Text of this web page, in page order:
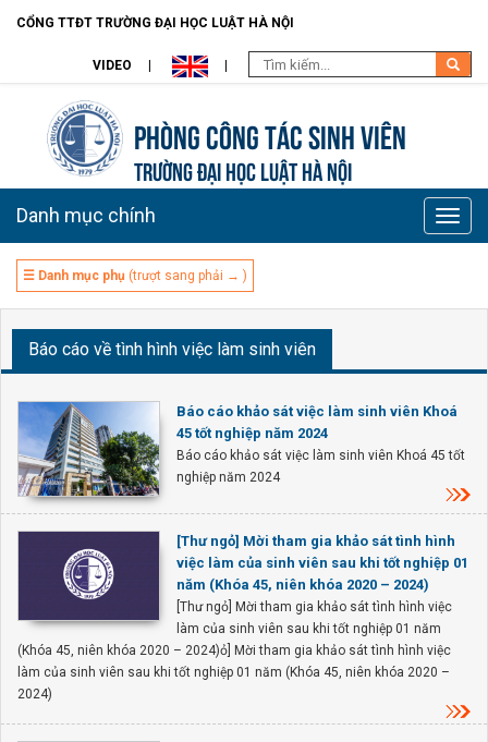
CỔNG TTĐT TRƯỜNG ĐẠI HỌC LUẬT HÀ NỘI
VIDEO
Phòng Công tác sinh viên
TRƯỜNG ĐẠI HỌC LUẬT HÀ NỘI
Toggle
Danh mục chính
☰ Danh mục phụ (trượt sang phải → )
Báo cáo về tình hình việc làm sinh viên
Báo cáo khảo sát việc làm sinh viên Khoá
45 tốt nghiệp năm 2024
Báo cáo khảo sát việc làm sinh viên Khoá 45 tốt
nghiệp năm 2024
[Thư ngỏ] Mời tham gia khảo sát tình hình
việc làm của sinh viên sau khi tốt nghiệp 01
năm (Khóa 45, niên khóa 2020 – 2024)
[Thư ngỏ] Mời tham gia khảo sát tình hình việc
làm của sinh viên sau khi tốt nghiệp 01 năm
(Khóa 45, niên khóa 2020 – 2024)ỏ] Mời tham gia khảo sát tình hình việc
làm của sinh viên sau khi tốt nghiệp 01 năm (Khóa 45, niên khóa 2020 –
2024)